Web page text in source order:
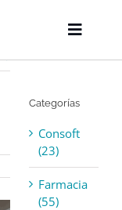
Toggle
Categorías
Consoft
(23)
Farmacia
(55)